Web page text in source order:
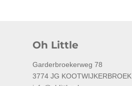
Oh Little
Garderbroekerweg 78
3774 JG KOOTWIJKERBROEK